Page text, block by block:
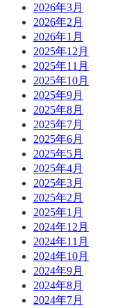
2026年3月
2026年2月
2026年1月
2025年12月
2025年11月
2025年10月
2025年9月
2025年8月
2025年7月
2025年6月
2025年5月
2025年4月
2025年3月
2025年2月
2025年1月
2024年12月
2024年11月
2024年10月
2024年9月
2024年8月
2024年7月